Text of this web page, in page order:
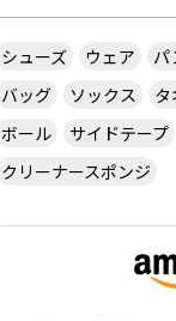
シューズ ウェア パ
バッグ
ソックス
ボール
サイドテープ
クリーナースポンジ